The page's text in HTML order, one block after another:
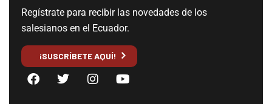
Regístrate para recibir las novedades de los
salesianos en el Ecuador.
¡SUSCRÍBETE AQUÍ!